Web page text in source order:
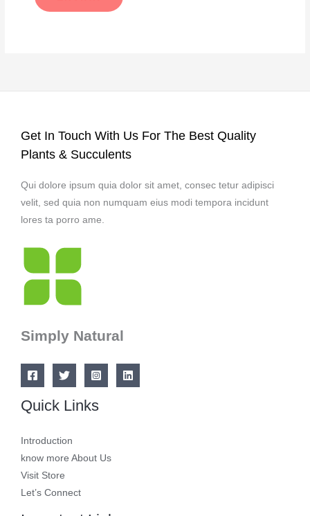
Get In Touch With Us For The Best Quality
Plants & Succulents
Qui dolore ipsum quia dolor sit amet, consec tetur adipisci
velit, sed quia non numquam eius modi tempora incidunt
lores ta porro ame.
Simply Natural
Quick Links
Introduction
know more About Us
Visit Store
Let’s Connect